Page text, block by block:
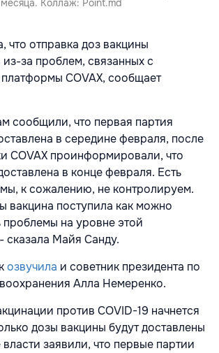
Коллаж: Point.md
что отправка доз вакцины
за проблем, связанных с
COVAX, сообщает
сообщили, что первая партия
в середине февраля, после
COVAX проинформировали, что
в конце февраля. Есть
к сожалению, не контролируем.
вакцина поступила как можно
проблемы на уровне этой
сказала Майя Санду.
озвучила и советник президента по
Алла Немеренко.
против COVID-19 начнется
дозы вакцины будут доставлены
власти заявили, что первые партии